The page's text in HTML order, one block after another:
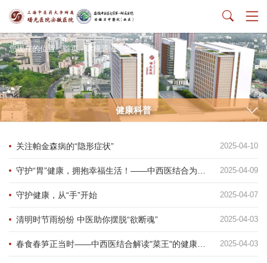
您现在的位置：首页- 健康管理- 健康科普
健康科普
关注帕金森病的“隐形症状” 2025-04-10
2025-04-09
守护健康，从“手”开始 2025-04-07
清明时节雨纷纷 中医助你摆脱“欲断魂” 2025-04-03
2025-04-03